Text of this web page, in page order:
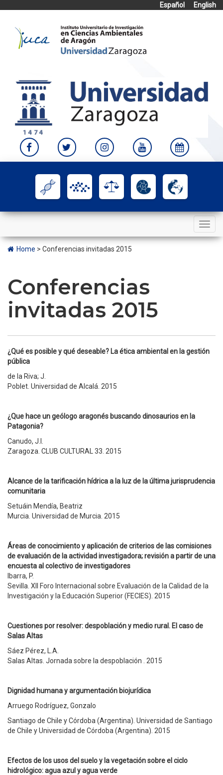
Español
English
content
Toggle
navigation
Home > Conferencias invitadas 2015
Conferencias
invitadas 2015
¿Qué es posible y qué deseable? La ética ambiental en la gestión
pública
de la Riva; J.
Poblet. Universidad de Alcalá. 2015
¿Que hace un geólogo aragonés buscando dinosaurios en la
Patagonia?
Canudo, J.I.
Zaragoza. CLUB CULTURAL 33. 2015
Alcance de la tarificación hídrica a la luz de la última jurisprudencia
comunitaria
Setuáin Mendía, Beatriz
Murcia. Universidad de Murcia. 2015
Áreas de conocimiento y aplicación de criterios de las comisiones
de evaluación de la actividad investigadora; revisión a partir de una
encuesta al colectivo de investigadores
Ibarra, P.
Sevilla. XII Foro Internacional sobre Evaluación de la Calidad de la
Investigación y la Educación Superior (FECIES). 2015
Cuestiones por resolver: despoblación y medio rural. El caso de
Salas Altas
Sáez Pérez, L.A.
Salas Altas. Jornada sobre la despoblación . 2015
Dignidad humana y argumentación biojurídica
Arruego Rodríguez, Gonzalo
Santiago de Chile y Córdoba (Argentina). Universidad de Santiago
de Chile y Universidad de Córdoba (Argentina). 2015
Efectos de los usos del suelo y la vegetación sobre el ciclo
hidrológico: agua azul y agua verde